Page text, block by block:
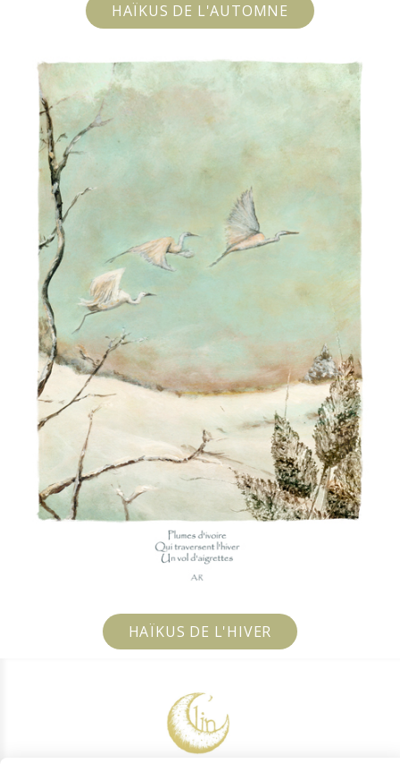
HAÏKUS DE L'AUTOMNE
HAÏKUS DE L'HIVER